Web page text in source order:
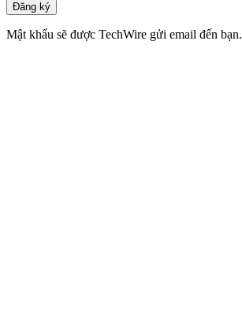
Đăng ký
Mật khẩu sẽ được TechWire gửi email đến bạn.